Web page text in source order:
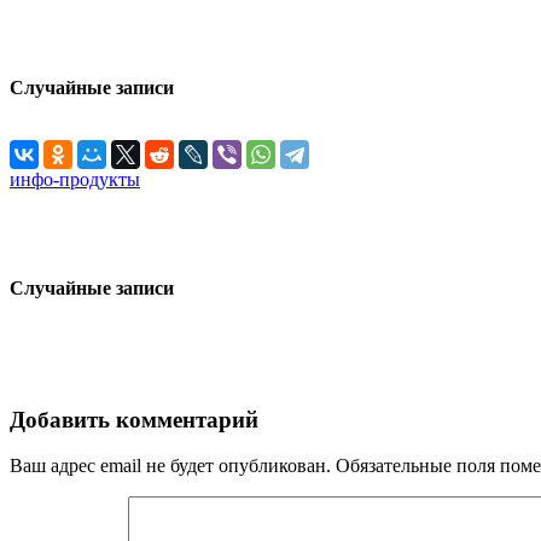
Случайные записи
инфо-продукты
Случайные записи
Добавить комментарий
Ваш адрес email не будет опубликован. Обязательные поля